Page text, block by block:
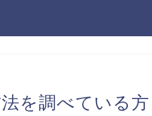
を調べている方